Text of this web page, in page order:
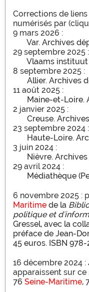
Corrections de
numérisés par
9 mars 2026 :
Var. Archives
29 septembre 2025 :
Vlaams
8 septembre 2025 :
Allier. Archives
11 août 2025 :
Maine-et-Loire.
2 janvier 2025 :
Creuse.
23 septembre 2024 :
Haute-Loire.
3 juin 2024 :
Nièvre.
29 avril 2024 :
Médiathèque
6 novembre 2025 :
Maritime de la
politique et
Gressel, avec la
préface de Jean-
45 euros. ISBN
16 décembre 2024
apparaissent sur ce
76 Seine-Maritime,